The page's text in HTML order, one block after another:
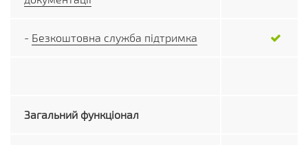
- Безкоштовна служба підтримка
Загальний функціонал